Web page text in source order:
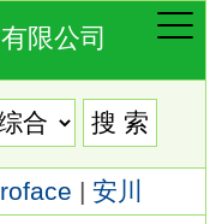
限公司
| 安川